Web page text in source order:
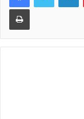
Print